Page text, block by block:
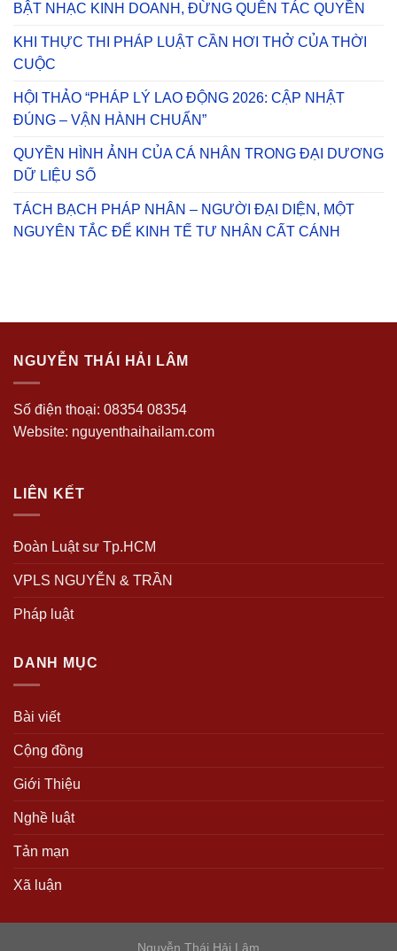
BẬT NHẠC KINH DOANH, ĐỪNG QUÊN TÁC QUYỀN
KHI THỰC THI PHÁP LUẬT CẦN HƠI THỞ CỦA THỜI
CUỘC
HỘI THẢO “PHÁP LÝ LAO ĐỘNG 2026: CẬP NHẬT
ĐÚNG – VẬN HÀNH CHUẨN”
QUYỀN HÌNH ẢNH CỦA CÁ NHÂN TRONG ĐẠI DƯƠNG
DỮ LIỆU SỐ
TÁCH BẠCH PHÁP NHÂN – NGƯỜI ĐẠI DIỆN, MỘT
NGUYÊN TẮC ĐỂ KINH TẾ TƯ NHÂN CẤT CÁNH
NGUYỄN THÁI HẢI LÂM
Số điện thoại: 08354 08354
Website: nguyenthaihailam.com
LIÊN KẾT
Đoàn Luật sư Tp.HCM
VPLS NGUYỄN & TRẦN
Pháp luật
DANH MỤC
Bài viết
Cộng đồng
Giới Thiệu
Nghề luật
Tản mạn
Xã luận
Nguyễn Thái Hải Lâm